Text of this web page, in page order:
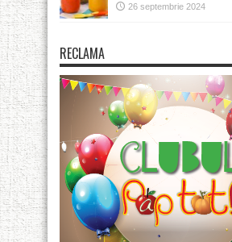
26 septembrie 2024
RECLAMA